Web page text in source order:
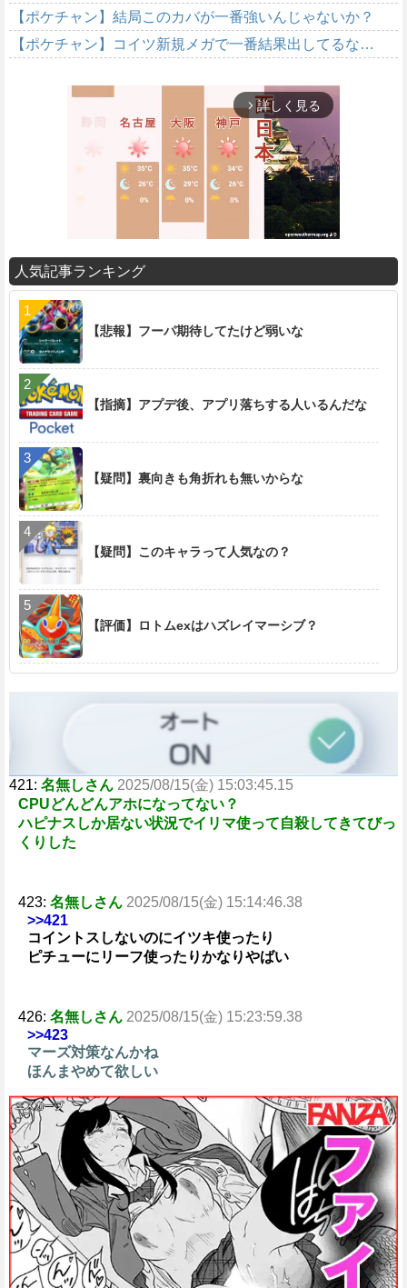
【ポケチャン】結局このカバが一番強いんじゃないか？
【ポケチャン】コイツ新規メガで一番結果出してるな…
arrow_forward_ios 詳しく見る
M
t
人気記事ランキング
【悲報】フーパ期待してたけど弱いな
【指摘】アプデ後、アプリ落ちする人いるんだな
【疑問】裏向きも角折れも無いからな
【疑問】このキャラって人気なの？
【評価】ロトムexはハズレイマーシブ？
421: 名無しさん 2025/08/15(金) 15:03:45.15
CPUどんどんアホになってない？
ハピナスしか居ない状況でイリマ使って自殺してきてびっ
くりした
423: 名無しさん 2025/08/15(金) 15:14:46.38
>>421
コイントスしないのにイツキ使ったり
ピチューにリーフ使ったりかなりやばい
426: 名無しさん 2025/08/15(金) 15:23:59.38
>>423
マーズ対策なんかね
ほんまやめて欲しい